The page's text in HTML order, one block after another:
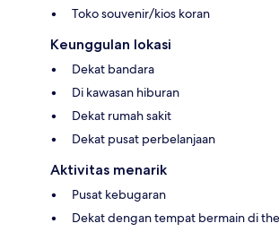
Toko souvenir/kios koran
Keunggulan lokasi
Dekat bandara
Di kawasan hiburan
Dekat rumah sakit
Dekat pusat perbelanjaan
Aktivitas menarik
Pusat kebugaran
Dekat dengan tempat bermain di